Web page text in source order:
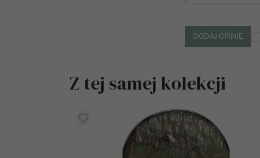
Z tej samej kolekcji